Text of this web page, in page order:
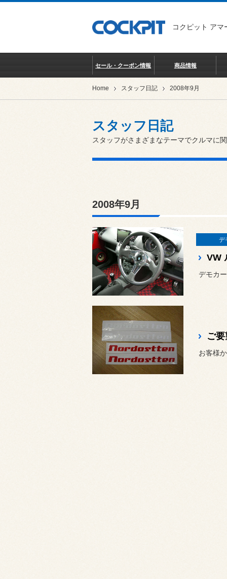
コクピット アマ
セール・クーポン情報 商品情報
Home スタッフ日記 2008年9月
スタッフ日記
スタッフがさまざまなテーマでクルマに
2008年9月
デ
デモカ
お客様